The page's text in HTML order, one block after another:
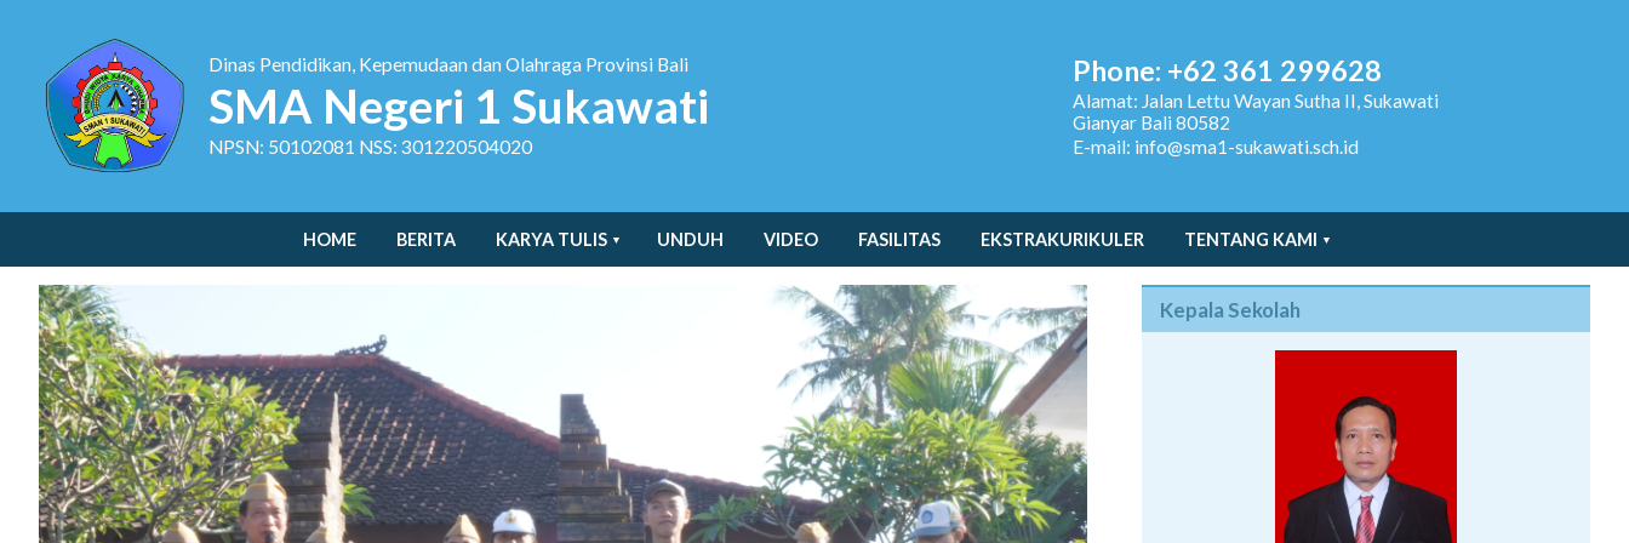
Dinas Pendidikan, Kepemudaan dan Olahraga Provinsi Bali
SMA Negeri 1 Sukawati
NPSN: 50102081 NSS: 301220504020
Phone: +62 361 299628
Alamat: Jalan Lettu Wayan Sutha II, Sukawati
Gianyar Bali 80582
E-mail: info@sma1-sukawati.sch.id
HOME BERITA KARYA TULIS UNDUH VIDEO FASILITAS EKSTRAKURIKULER TENTANG KAMI
Kepala Sekolah